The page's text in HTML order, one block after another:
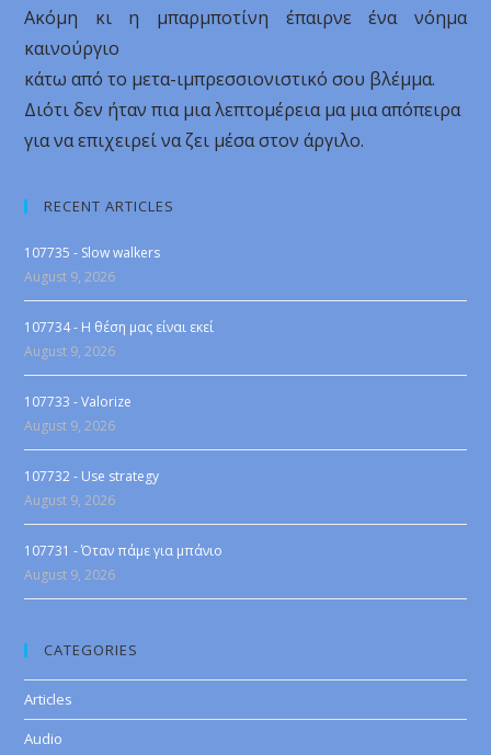
Ακόμη κι η μπαρμποτίνη έπαιρνε ένα νόημα
καινούργιο
κάτω από το μετα-ιμπρεσσιονιστικό σου βλέμμα.
Διότι δεν ήταν πια μια λεπτομέρεια μα μια απόπειρα
για να επιχειρεί να ζει μέσα στον άργιλο.
RECENT ARTICLES
107735 - Slow walkers
August 9, 2026
107734 - Η θέση μας είναι εκεί
August 9, 2026
107733 - Valorize
August 9, 2026
107732 - Use strategy
August 9, 2026
107731 - Όταν πάμε για μπάνιο
August 9, 2026
CATEGORIES
Articles
Audio